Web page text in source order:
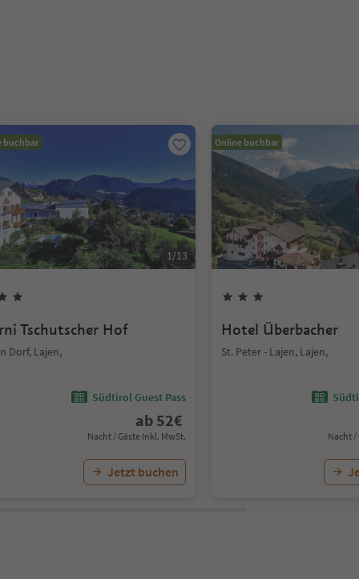
buchbar
1/13
Tschutscher Hof
Dorf, Lajen,
Südtirol Guest Pass
ab 52€
Nacht / Gäste Inkl. MwSt.
Jetzt buchen
Online buchbar
Hotel Überbacher
St. Peter - Lajen, Lajen,
Nacht /